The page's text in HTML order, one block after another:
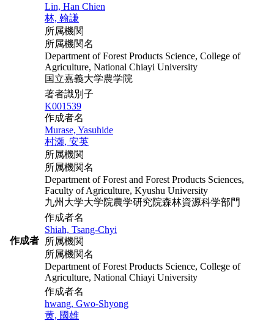
作成者
Lin, Han Chien
林, 翰謙
所属機関
所属機関名
Department of Forest Products Science, College of
Agriculture, National Chiayi University
国立嘉義大学農学院
著者識別子
K001539
作成者名
Murase, Yasuhide
村瀬, 安英
所属機関
所属機関名
Department of Forest and Forest Products Sciences,
Faculty of Agriculture, Kyushu University
九州大学大学院農学研究院森林資源科学部門
作成者名
Shiah, Tsang-Chyi
所属機関
所属機関名
Department of Forest Products Science, College of
Agriculture, National Chiayi University
作成者名
hwang, Gwo-Shyong
黄, 國雄